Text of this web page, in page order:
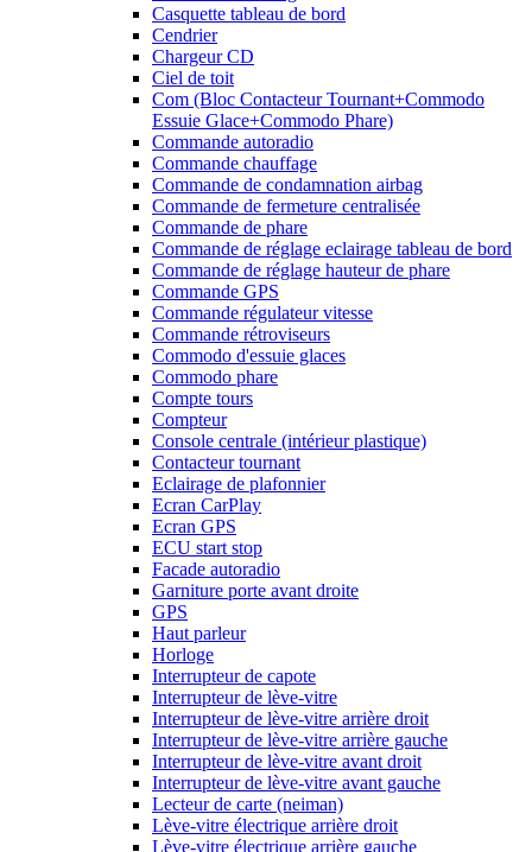
Casquette tableau de bord
Cendrier
Chargeur CD
Ciel de toit
Com (Bloc Contacteur Tournant+Commodo
Essuie Glace+Commodo Phare)
Commande autoradio
Commande chauffage
Commande de condamnation airbag
Commande de fermeture centralisée
Commande de phare
Commande de réglage eclairage tableau de bord
Commande de réglage hauteur de phare
Commande GPS
Commande régulateur vitesse
Commande rétroviseurs
Commodo d'essuie glaces
Commodo phare
Compte tours
Compteur
Console centrale (intérieur plastique)
Contacteur tournant
Eclairage de plafonnier
Ecran CarPlay
Ecran GPS
ECU start stop
Facade autoradio
Garniture porte avant droite
GPS
Haut parleur
Horloge
Interrupteur de capote
Interrupteur de lève-vitre
Interrupteur de lève-vitre arrière droit
Interrupteur de lève-vitre arrière gauche
Interrupteur de lève-vitre avant droit
Interrupteur de lève-vitre avant gauche
Lecteur de carte (neiman)
Lève-vitre électrique arrière droit
Lève-vitre électrique arrière gauche